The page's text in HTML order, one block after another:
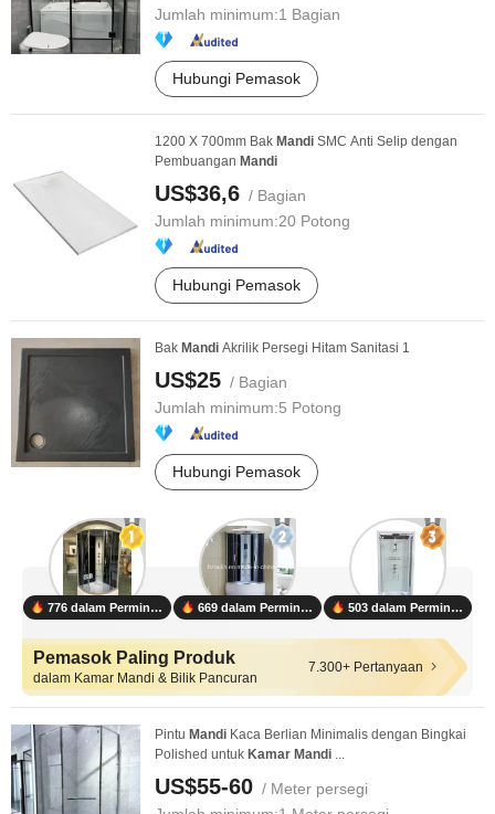
Jumlah minimum:1 Bagian
Hubungi Pemasok
1200 X 700mm Bak Mandi SMC Anti Selip dengan
Pembuangan Mandi
US$36,6 / Bagian
Jumlah minimum:20 Potong
Hubungi Pemasok
Bak Mandi Akrilik Persegi Hitam Sanitasi 1
US$25 / Bagian
Jumlah minimum:5 Potong
Hubungi Pemasok
776 dalam Permintaan 669 dalam Permintaan 503 dalam Permintaan
Pemasok Paling Produk
dalam Kamar Mandi & Bilik Pancuran
7.300+ Pertanyaan
Pintu Mandi Kaca Berlian Minimalis dengan Bingkai
Polished untuk Kamar Mandi ...
US$55-60 / Meter persegi